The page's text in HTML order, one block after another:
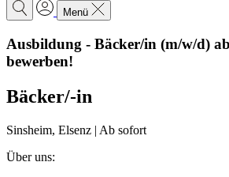
Menü
Ausbildung - Bäcker/in (m/w/d)
bewerben!
Bäcker/-in
Sinsheim, Elsenz | Ab sofort
Über uns: